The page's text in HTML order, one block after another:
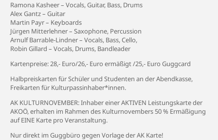
Ramona Kasheer – Vocals, Guitar, Bass, Drums
Alex Gantz – Guitar
Martin Payr – Keyboards
Jürgen Mitterlehner – Saxophone, Percussion
Arnulf Barrable-Lindner – Vocals, Bass, Cello,
Robin Gillard – Vocals, Drums, Bandleader
Kartenpreise: 28,- Euro/26,- Euro ermäßigt /25,- Euro Guggcard
Halbpreiskarten für Schüler und Studenten an der Abendkasse,
Freikarten für Kulturpassinhaber*innen.
AK KULTURNOVEMBER: Inhaber einer AKTIVEN Leistungskarte der
AKOÖ, erhalten im Rahmen des Kulturnovembers 50 % Ermäßigung
auf EINE Karte pro Veranstaltung.
Nur direkt im Guggbüro gegen Vorlage der AK Karte!